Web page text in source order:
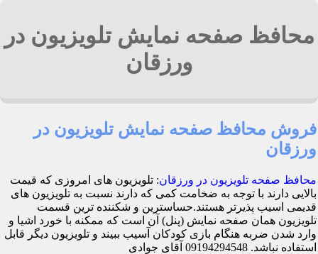
محافظ صفحه نمایش تلویزیون در
ورزقان
فروش محافظ صفحه نمایش تلویزیون در
ورزقان
محافظ صفحه تلویزیون در ورزقان: تلویزیون های امروزی که قیمت
بالایی دارند با توجه به ضخامت کمی که دارند نسبت به تلویزیون های
قدیمی اسیب پذیرتر هستند.حساسترین و شکننده ترین قسمت
تلویزیون همان صفحه نمایش (پنل) آن است که ممکنه با خورد اشیا و
وارد شدن ضربه هنگام بازی کودکان آسیب ببیند و تلویزیون دیگر قابل
استفاده نباشد. 09194294548 آقای جوادی